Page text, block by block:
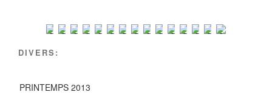
DIVERS:
PRINTEMPS 2013